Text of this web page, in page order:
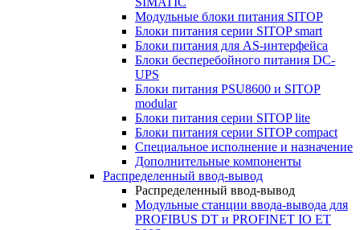
Модульные блоки питания SITOP
Блоки питания серии SITOP smart
Блоки питания для AS-интерфейса
Блоки бесперебойного питания DC-
UPS
Блоки питания PSU8600 и SITOP
modular
Блоки питания серии SITOP lite
Блоки питания серии SITOP compact
Специальное исполнение и назначение
Дополнительные компоненты
Распределенный ввод-вывод
Распределенный ввод-вывод
Модульные станции ввода-вывода для
PROFIBUS DT и PROFINET IO ET